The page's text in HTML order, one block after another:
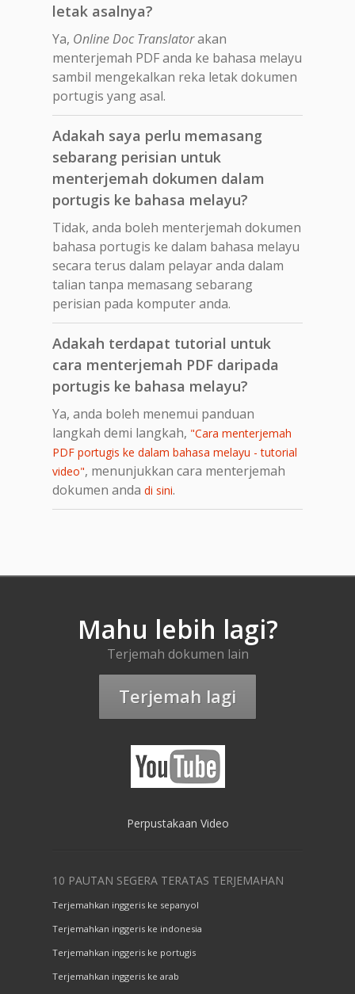
letak asalnya?
Ya, Online Doc Translatorakan
menterjemah PDF anda ke bahasa melayu
sambil mengekalkan reka letak dokumen
portugis yang asal.
Adakah saya perlu memasang
sebarang perisian untuk
menterjemah dokumen dalam
portugis ke bahasa melayu?
Tidak, anda boleh menterjemah dokumen
bahasa portugis ke dalam bahasa melayu
secara terus dalam pelayar anda dalam
talian tanpa memasang sebarang
perisian pada komputer anda.
Adakah terdapat tutorial untuk
cara menterjemah PDF daripada
portugis ke bahasa melayu?
Ya, anda boleh menemui panduan
langkah demi langkah, "Cara menterjemah
PDF portugis ke dalam bahasa melayu - tutorial
video", menunjukkan cara menterjemah
dokumen anda di sini.
Mahu lebih lagi?
Terjemah dokumen lain
Terjemah lagi
Perpustakaan Video
10 PAUTAN SEGERA TERATAS TERJEMAHAN
Terjemahkan inggeris ke sepanyol
Terjemahkan inggeris ke indonesia
Terjemahkan inggeris ke portugis
Terjemahkan inggeris ke arab